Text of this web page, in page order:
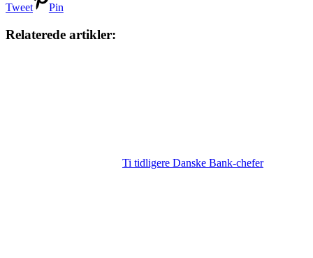
Tweet Pin
Relaterede artikler:
Ti tidligere Danske Bank-chefer